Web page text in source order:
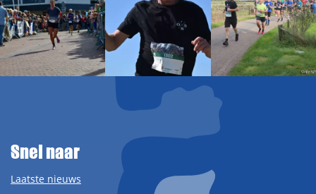
Snel naar
Laatste nieuws